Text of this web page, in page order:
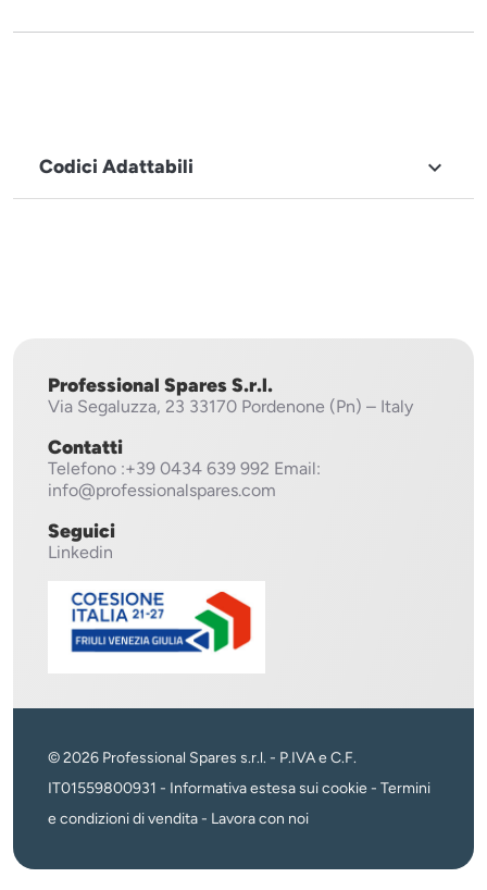
Codici Adattabili 
Professional Spares S.r.l.
Via Segaluzza, 23 33170 Pordenone (Pn) – Italy
Contatti
Telefono :+39 0434 639 992 Email:
info@professionalspares.com
Seguici
Linkedin
© 2026 Professional Spares s.r.l. - P.IVA e C.F.
IT01559800931 - Informativa estesa sui cookie - Termini
e condizioni di vendita- Lavora con noi